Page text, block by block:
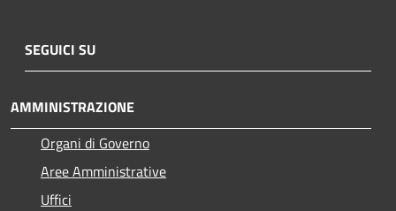
SEGUICI SU
AMMINISTRAZIONE
Organi di Governo
Aree Amministrative
Uffici